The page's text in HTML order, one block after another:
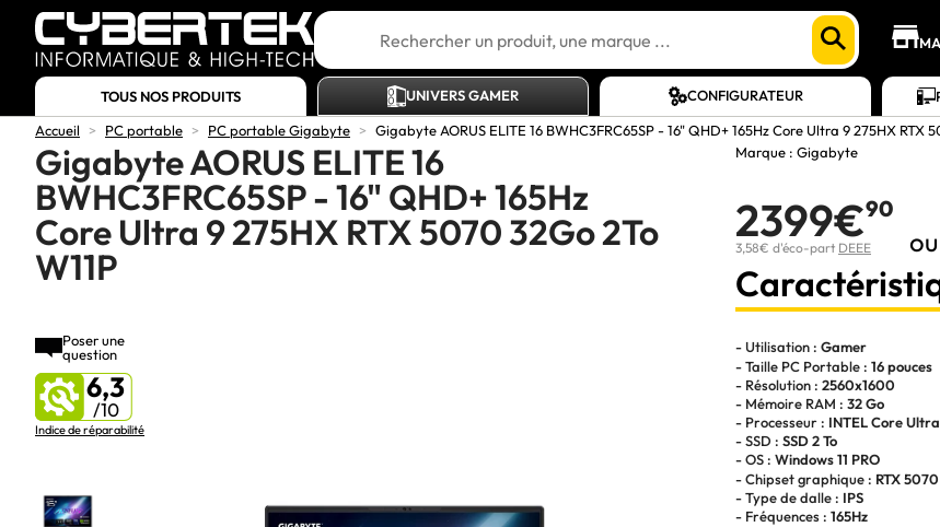
TOUS NOS PRODUITS UNIVERS GAMER CONFIGURATEUR
Accueil
> PC portable > PC portable Gigabyte > Gigabyte AORUS ELITE 16 BWHC3FRC65SP - 16" QHD+ 165Hz Core Ultra 9 275HX RTX
Gigabyte AORUS ELITE 16
BWHC3FRC65SP - 16" QHD+ 165Hz
Core Ultra 9 275HX RTX 5070 32Go 2To
W11P
Poser une
question
6,3
/10
Indice de réparabilité
Marque : Gigabyte
2399€90
3,58€ d'éco-part DEEE ou
- Utilisation : Gamer
- Taille PC Portable : 16 pouces
- Résolution : 2560x1600
- Mémoire RAM : 32 Go
- Processeur : INTEL Core
- SSD : SSD 2 To
- OS : Windows 11 PRO
- Chipset graphique : RTX 5070
- Type de dalle : IPS
- Fréquences : 165Hz